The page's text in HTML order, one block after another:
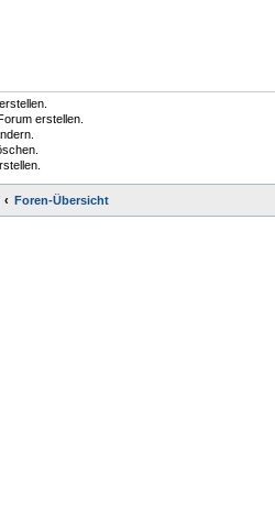
erstellen.
Foren-Übersicht